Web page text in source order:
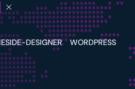
DESIGNER WORDPRESS